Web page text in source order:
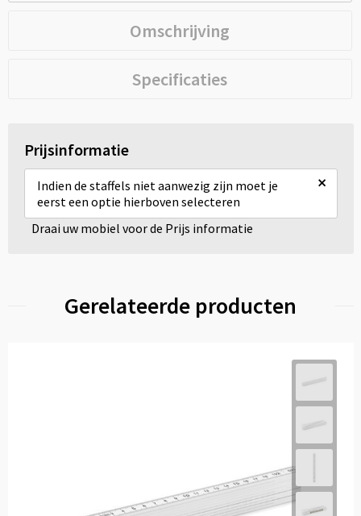
Omschrijving
Specificaties
Prijsinformatie
Indien de staffels niet aanwezig zijn moet je
eerst een optie hierboven selecteren
×
Draai uw mobiel voor de Prijs informatie
Gerelateerde producten